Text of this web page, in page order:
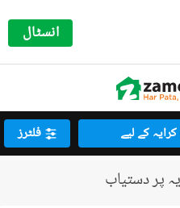
انسٹال
کرایہ کے لیے فلٹرز